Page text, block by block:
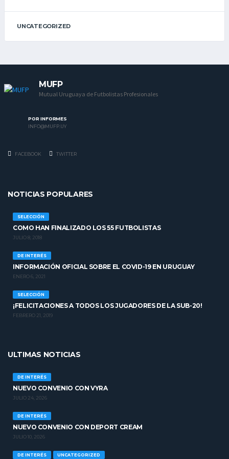
UNCATEGORIZED
MUFP
Mutual Uruguaya de Futbolistas Profesionales
POR INFORMES
INFO@MUFP.UY
FACEBOOK TWITTER
NOTICIAS POPULARES
SELECCIÓN
COMO HAN FINALIZADO LOS 55 FUTBOLISTAS
JULIO 8, 2018
DE INTERÉS
INFORMACIÓN OFICIAL SOBRE EL COVID-19 EN URUGUAY
ENERO 6, 2021
SELECCIÓN
¡FELICITACIONES A TODOS LOS JUGADORES DE LA SUB-20!
FEBRERO 21, 2019
ULTIMAS NOTICIAS
DE INTERÉS
NUEVO CONVENIO CON VYRA
JULIO 24, 2026
DE INTERÉS
NUEVO CONVENIO CON DEPORT CREAM
JULIO 10, 2026
DE INTERÉS UNCATEGORIZED